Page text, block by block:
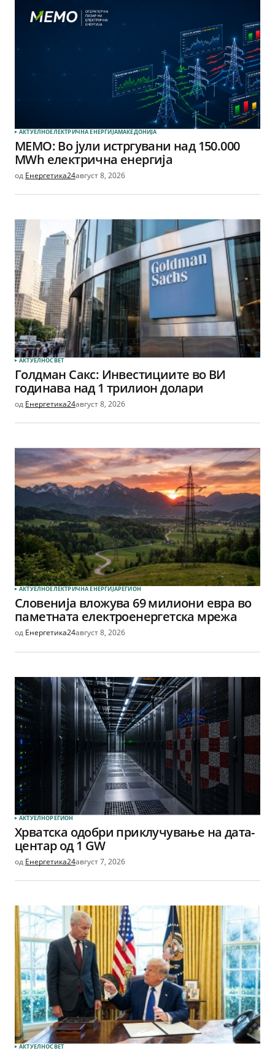
АКТУЕЛНОЕЛЕКТРИЧНА ЕНЕРГИЈАМАКЕДОНИЈА
МЕМО: Во јули истргувани над 150.000
MWh електрична енергија
од Енергетика24август 8, 2026
АКТУЕЛНОСВЕТ
Голдман Сакс: Инвестициите во ВИ
годинава над 1 трилион долари
од Енергетика24август 8, 2026
АКТУЕЛНОЕЛЕКТРИЧНА ЕНЕРГИЈАРЕГИОН
Словенија вложува 69 милиони евра во
паметната електроенергетска мрежа
од Енергетика24август 8, 2026
АКТУЕЛНОРЕГИОН
Хрватска одобри приклучување на дата-
центар од 1 GW
од Енергетика24август 7, 2026
АКТУЕЛНОСВЕТ